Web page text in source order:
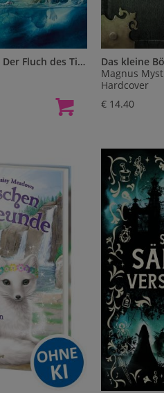
Percy Jackson 3: Der Fluch des Titanen
Magnus Myst
Hardcover
€ 14.40